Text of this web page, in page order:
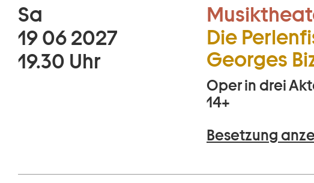
Sa
19 06 2027
19.30 Uhr
Die
Georges
Oper in drei
14+
Besetzung